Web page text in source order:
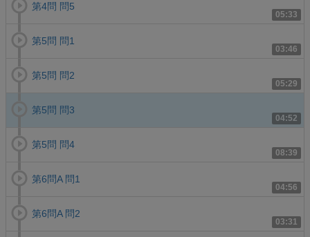
05:33
第4問 問5
03:46
第5問 問1
05:29
第5問 問2
04:52
第5問 問3
08:39
第5問 問4
04:56
第6問A 問1
03:31
第6問A 問2